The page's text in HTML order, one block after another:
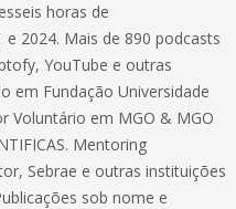
horas de
2024. Mais de 890 podcasts
YouTube e outras
em Fundação Universidade
Voluntário em MGO & MGO
Mentoring
Sebrae e outras instituições
sob nome e